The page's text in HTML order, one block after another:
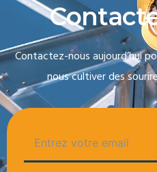
Contact
Contactez-nous aujourd’hui
nous cultiver des